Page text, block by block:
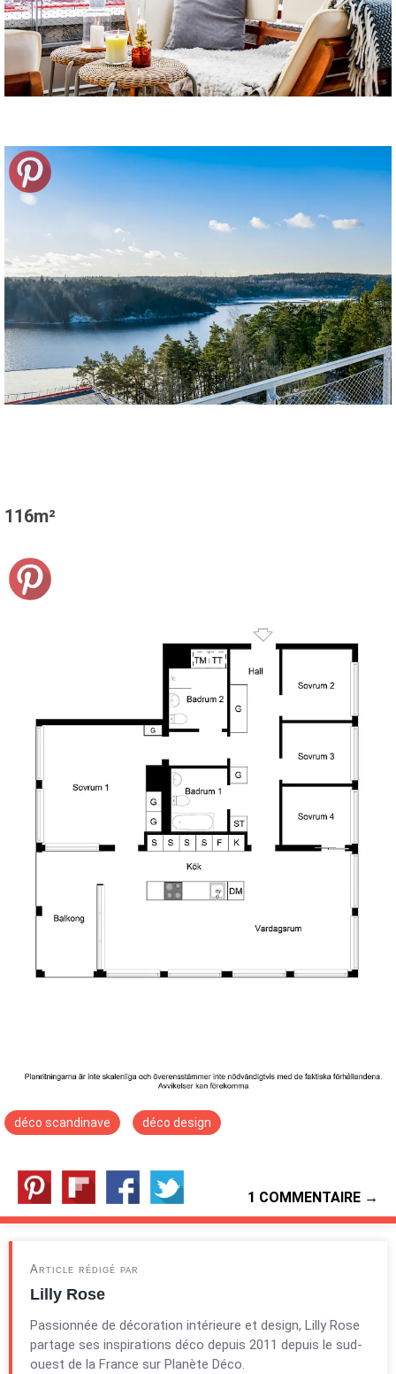
116m²
déco scandinave déco design
1 COMMENTAIRE →
Article rédigé par
Lilly Rose
Passionnée de décoration intérieure et design, Lilly Rose
partage ses inspirations déco depuis 2011 depuis le sud-
ouest de la France sur Planète Déco.